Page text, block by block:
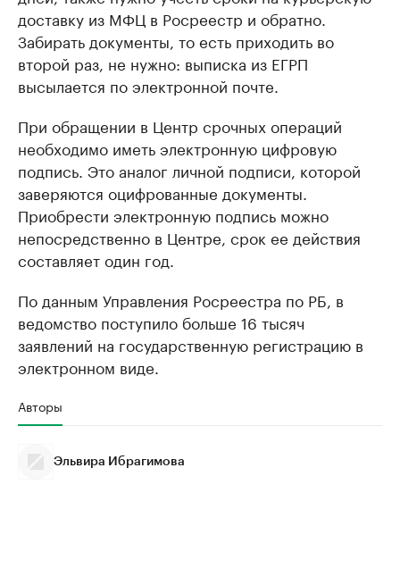
доставку из МФЦ в Росреестр и обратно.
Забирать документы, то есть приходить во
второй раз, не нужно: выписка из ЕГРП
высылается по электронной почте.
При обращении в Центр срочных операций
необходимо иметь электронную цифровую
подпись. Это аналог личной подписи, которой
заверяются оцифрованные документы.
Приобрести электронную подпись можно
непосредственно в Центре, срок ее действия
составляет один год.
По данным Управления Росреестра по РБ, в
ведомство поступило больше 16 тысяч
заявлений на государственную регистрацию в
электронном виде.
Авторы
Эльвира Ибрагимова